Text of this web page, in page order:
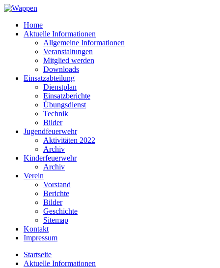
Home
Aktuelle Informationen
Allgemeine Informationen
Veranstaltungen
Mitglied werden
Downloads
Einsatzabteilung
Dienstplan
Einsatzberichte
Übungsdienst
Technik
Bilder
Jugendfeuerwehr
Aktivitäten 2022
Archiv
Kinderfeuerwehr
Archiv
Verein
Vorstand
Berichte
Bilder
Geschichte
Sitemap
Kontakt
Impressum
Startseite
Aktuelle Informationen